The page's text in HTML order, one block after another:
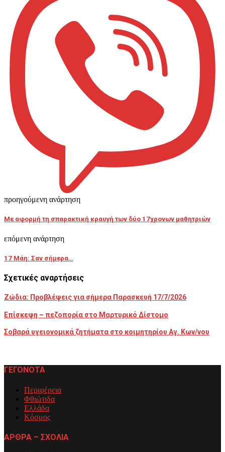
προηγούμενη ανάρτηση
Με αφορμή τη σπαρακτική κραυγή των δύο 17χρονων μαθητριών
επόμενη ανάρτηση
17 Μάη: Σαν σήμερα…
Σχετικές αναρτήσεις
Ζώδια: Προβλέψεις για σήμερα Παρασκευή 17/7/2026
Επίσκεψη – πεζοπορία στο Μαρτυρικό Δίστομο
Σοβαρά υγειονομικά ζητήματα στο κοιμητηρίου Αγ. Κων/νου
ΓΕΓΟΝΟΤΑ
Περιφέρεια
Φθιώτιδα
Ελλάδα
Κόσμος
ΑΡΘΡΑ – ΣΧΟΛΙΑ